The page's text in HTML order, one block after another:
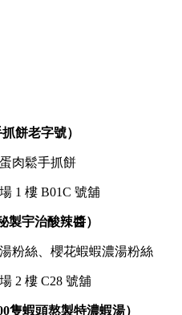
餅老字號）
肉鬆手抓餅
1 樓 B01C 號舖
製宇治酸辣醬）
粉絲、櫻花蝦蝦濃湯粉絲
2 樓 C28 號舖
隻蝦頭熬製特濃蝦湯）